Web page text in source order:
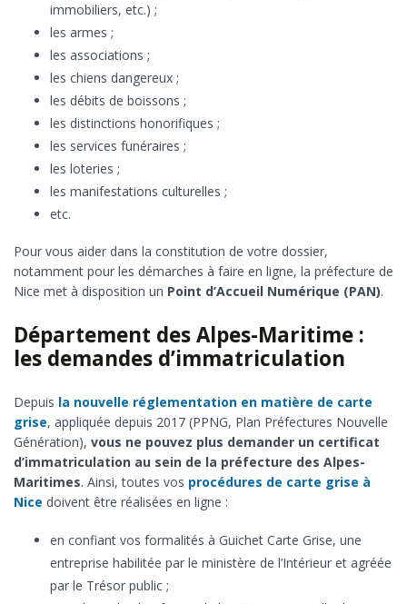
immobiliers, etc.) ;
les armes ;
les associations ;
les chiens dangereux ;
les débits de boissons ;
les distinctions honorifiques ;
les services funéraires ;
les loteries ;
les manifestations culturelles ;
etc.
Pour vous aider dans la constitution de votre dossier,
notamment pour les démarches à faire en ligne, la préfecture de
Nice met à disposition un Point d’Accueil Numérique (PAN).
Département des Alpes-Maritime :
les demandes d’immatriculation
Depuis la nouvelle réglementation en matière de carte
grise, appliquée depuis 2017 (PPNG, Plan Préfectures Nouvelle
Génération), vous ne pouvez plus demander un certificat
d’immatriculation au sein de la préfecture des Alpes-
Maritimes. Ainsi, toutes vos procédures de carte grise à
Nice doivent être réalisées en ligne :
en confiant vos formalités à Guichet Carte Grise, une
entreprise habilitée par le ministère de l’Intérieur et agréée
par le Trésor public ;